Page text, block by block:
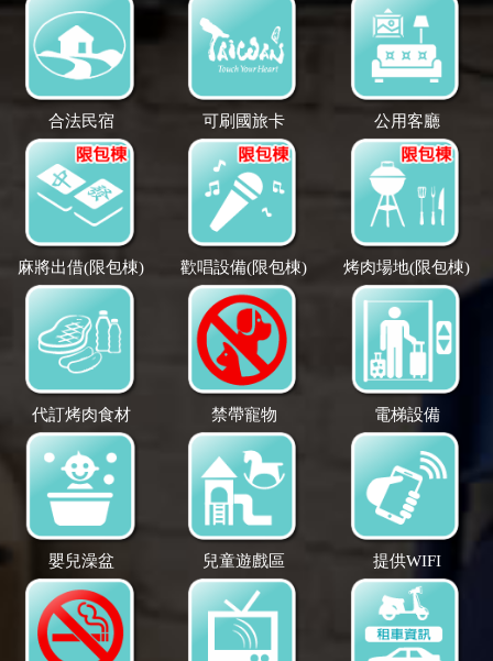
合法民宿 可刷國旅卡 公用客廳
麻將出借(限包棟) 歡唱設備(限包棟) 烤肉場地(限包棟)
代訂烤肉食材 禁帶寵物 電梯設備
嬰兒澡盆 兒童遊戲區 提供WIFI